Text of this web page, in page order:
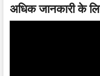
अधिक जानकारी के